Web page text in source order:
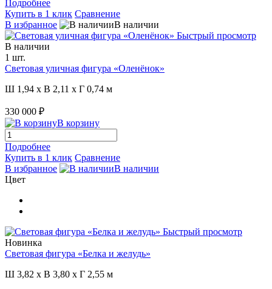
Подробнее
Купить в 1 клик Сравнение
В избранное
В наличии
Быстрый просмотр
В наличии
1 шт.
Световая уличная фигура «Оленёнок»
Ш 1,94 x В 2,11 x Г 0,74 м
330 000 ₽
В корзину
Подробнее
Купить в 1 клик Сравнение
В избранное
В наличии
Цвет
Быстрый просмотр
Новинка
Световая фигура «Белка и желудь»
Ш 3,82 x В 3,80 x Г 2,55 м